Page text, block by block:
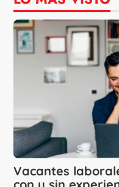
Vacantes